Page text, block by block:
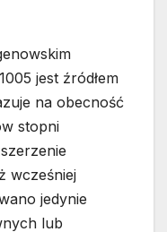
jest źródłem
na obecność
stopni
wcześniej
jedynie
lub